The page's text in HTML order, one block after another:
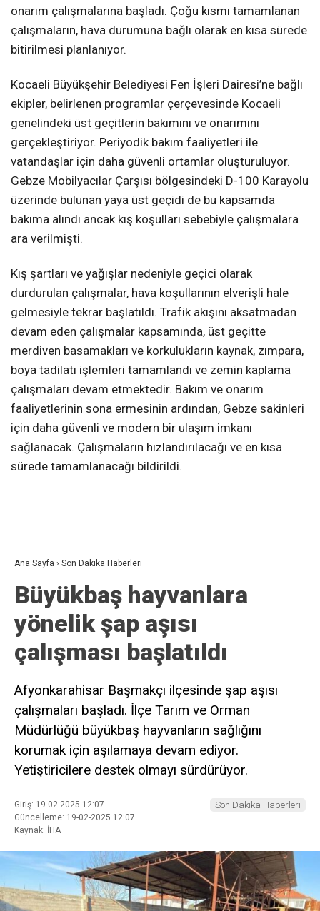
onarım çalışmalarına başladı. Çoğu kısmı tamamlanan
çalışmaların, hava durumuna bağlı olarak en kısa sürede
bitirilmesi planlanıyor.
Kocaeli Büyükşehir Belediyesi Fen İşleri Dairesi’ne bağlı
ekipler, belirlenen programlar çerçevesinde Kocaeli
genelindeki üst geçitlerin bakımını ve onarımını
gerçekleştiriyor. Periyodik bakım faaliyetleri ile
vatandaşlar için daha güvenli ortamlar oluşturuluyor.
Gebze Mobilyacılar Çarşısı bölgesindeki D-100 Karayolu
üzerinde bulunan yaya üst geçidi de bu kapsamda
bakıma alındı ancak kış koşulları sebebiyle çalışmalara
ara verilmişti.
Kış şartları ve yağışlar nedeniyle geçici olarak
durdurulan çalışmalar, hava koşullarının elverişli hale
gelmesiyle tekrar başlatıldı. Trafik akışını aksatmadan
devam eden çalışmalar kapsamında, üst geçitte
merdiven basamakları ve korkulukların kaynak, zımpara,
boya tadilatı işlemleri tamamlandı ve zemin kaplama
çalışmaları devam etmektedir. Bakım ve onarım
faaliyetlerinin sona ermesinin ardından, Gebze sakinleri
için daha güvenli ve modern bir ulaşım imkanı
sağlanacak. Çalışmaların hızlandırılacağı ve en kısa
sürede tamamlanacağı bildirildi.
Ana Sayfa › Son Dakika Haberleri
Büyükbaş hayvanlara
yönelik şap aşısı
çalışması başlatıldı
Afyonkarahisar Başmakçı ilçesinde şap aşısı
çalışmaları başladı. İlçe Tarım ve Orman
Müdürlüğü büyükbaş hayvanların sağlığını
korumak için aşılamaya devam ediyor.
Yetiştiricilere destek olmayı sürdürüyor.
Giriş: 19-02-2025 12:07
Güncelleme: 19-02-2025 12:07
Kaynak: İHA
Son Dakika Haberleri